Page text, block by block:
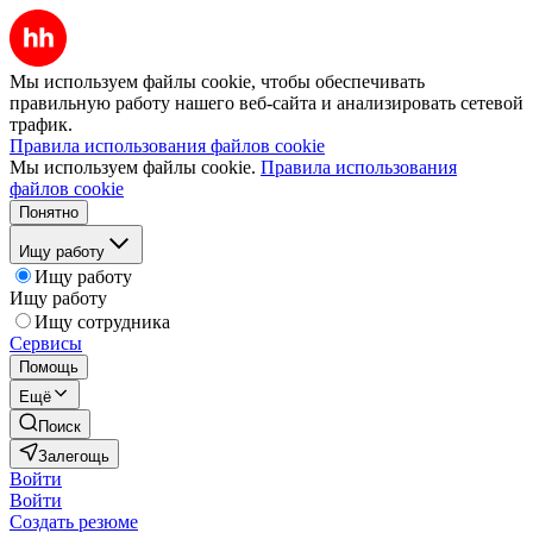
Мы используем файлы cookie, чтобы обеспечивать
правильную работу нашего веб-сайта и анализировать сетевой
трафик.
Правила использования файлов cookie
Мы используем файлы cookie. Правила использования
файлов cookie
Понятно
Ищу работу
Ищу работу
Ищу работу
Ищу сотрудника
Сервисы
Помощь
Ещё
Поиск
Залегощь
Войти
Войти
Создать резюме